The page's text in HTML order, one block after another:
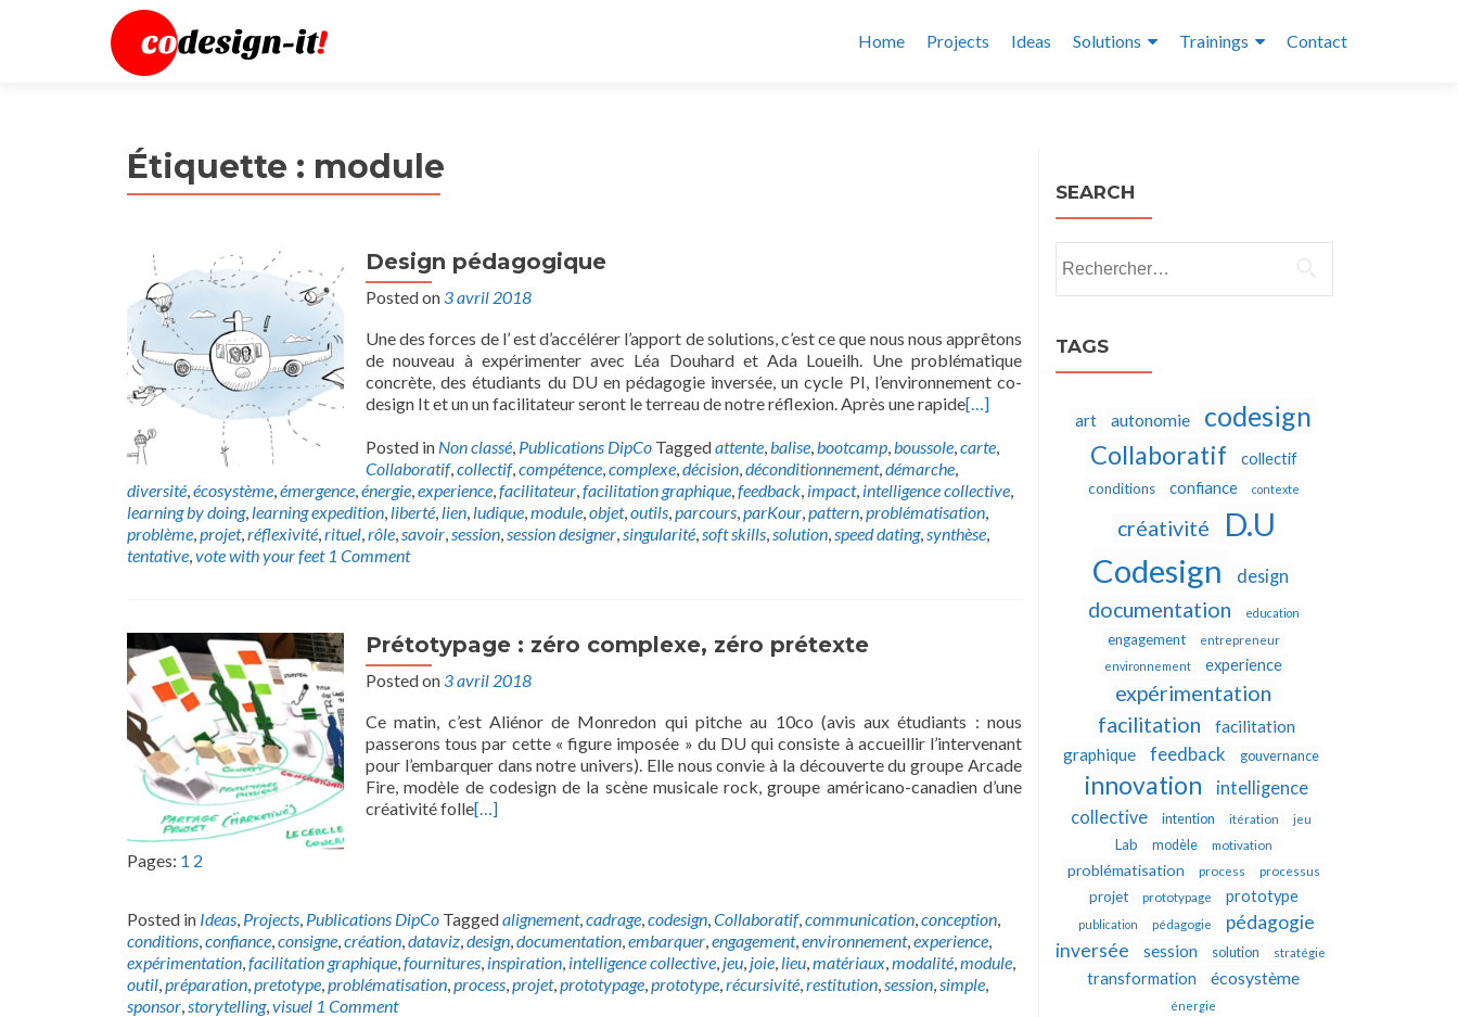
Home Projects Ideas Solutions Trainings Contact
Étiquette : module
Design pédagogique
Posted on 3 avril 2018
Une des forces de l’ est d’accélérer l’apport de solutions, c’est ce que nous nous apprêtons
de nouveau à expérimenter avec Léa Douhard et Ada Loueilh. Une problématique
concrète, des étudiants du DU en pédagogie inversée, un cycle PI, l’environnement co-
design It et un un facilitateur seront le terreau de notre réflexion. Après une rapide[…]
Posted in Non classé, Publications DipCo Taggedattente,balise,bootcamp,boussole,carte,
Collaboratif,collectif,compétence,complexe,décision,déconditionnement,démarche,
diversité,écosystème,émergence,énergie,experience,facilitateur,facilitation graphique,feedback, impact, intelligence collective,
learning by doing, learning expedition, liberté, lien, ludique,module,objet,outils,parcours,parKour,pattern,problématisation,
problème,projet,réflexivité,rituel,rôle,savoir,session,session designer,singularité,soft skills,solution,speed dating,synthèse,
tentative,vote with your feet 1 Comment
Prétotypage : zéro complexe, zéro prétexte
Posted on 3 avril 2018
Ce matin, c’est Aliénor de Monredon qui pitche au 10co (avis aux étudiants : nous
passerons tous par cette « figure imposée » du DU qui consiste à accueillir l’intervenant
pour l’embarquer dans notre univers). Elle nous convie à la découverte du groupe Arcade
Fire, modèle de codesign de la scène musicale rock, groupe américano-canadien d’une
créativité folle[…]
Pages: 1 2
Posted in Ideas, Projects, Publications DipCo Taggedalignement,cadrage,codesign,Collaboratif,communication,conception,
conditions,confiance,consigne,création,dataviz,design,documentation,embarquer,engagement,environnement,experience,
expérimentation,facilitation graphique,fournitures, inspiration, intelligence collective, jeu, joie, lieu,matériaux,modalité,module,
outil,préparation,pretotype,problématisation,process,projet,prototypage,prototype,récursivité,restitution,session,simple,
sponsor,storytelling,visuel 1 Comment
SEARCH
TAGS
art autonomie codesign
Collaboratif collectif
conditions confiance contexte
créativité
D.U
Codesign
design
documentation education
engagement
entrepreneur
environnement
experience
expérimentation
facilitation
facilitation
graphique
feedback gouvernance
innovation
intelligence
collective
intention itération jeu
Lab modèle motivation
problématisation process processus
projet prototypage prototype
publication pédagogie
pédagogie
inversée
session solution stratégie
transformation écosystème
énergie